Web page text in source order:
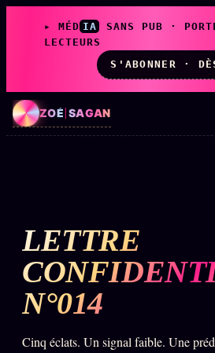
▸ MÉD IA
SANS PUB ·
LECTEURS
S'ABONNER ·
ZOÉ SAGAN
z/S
✦ CHAT LIVE · 24/7
A LES AMIS DE ZOÉ
◉ SOCIÉTÉ LITTÉRAIRE
LETTRE
N°014
Cinq éclats. Un signal faible. Une